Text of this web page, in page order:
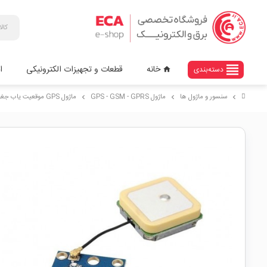
view_headline دسته‌بندی home خانه قطعات و تجهیزات الکترونیکی
chevron_right سنسور و ماژول ها chevron_right ماژول GPS - GSM - GPRS chevron_right ماژول GPS موقعیت یاب جغرافیایی ublox Neo-6m ورژن 2